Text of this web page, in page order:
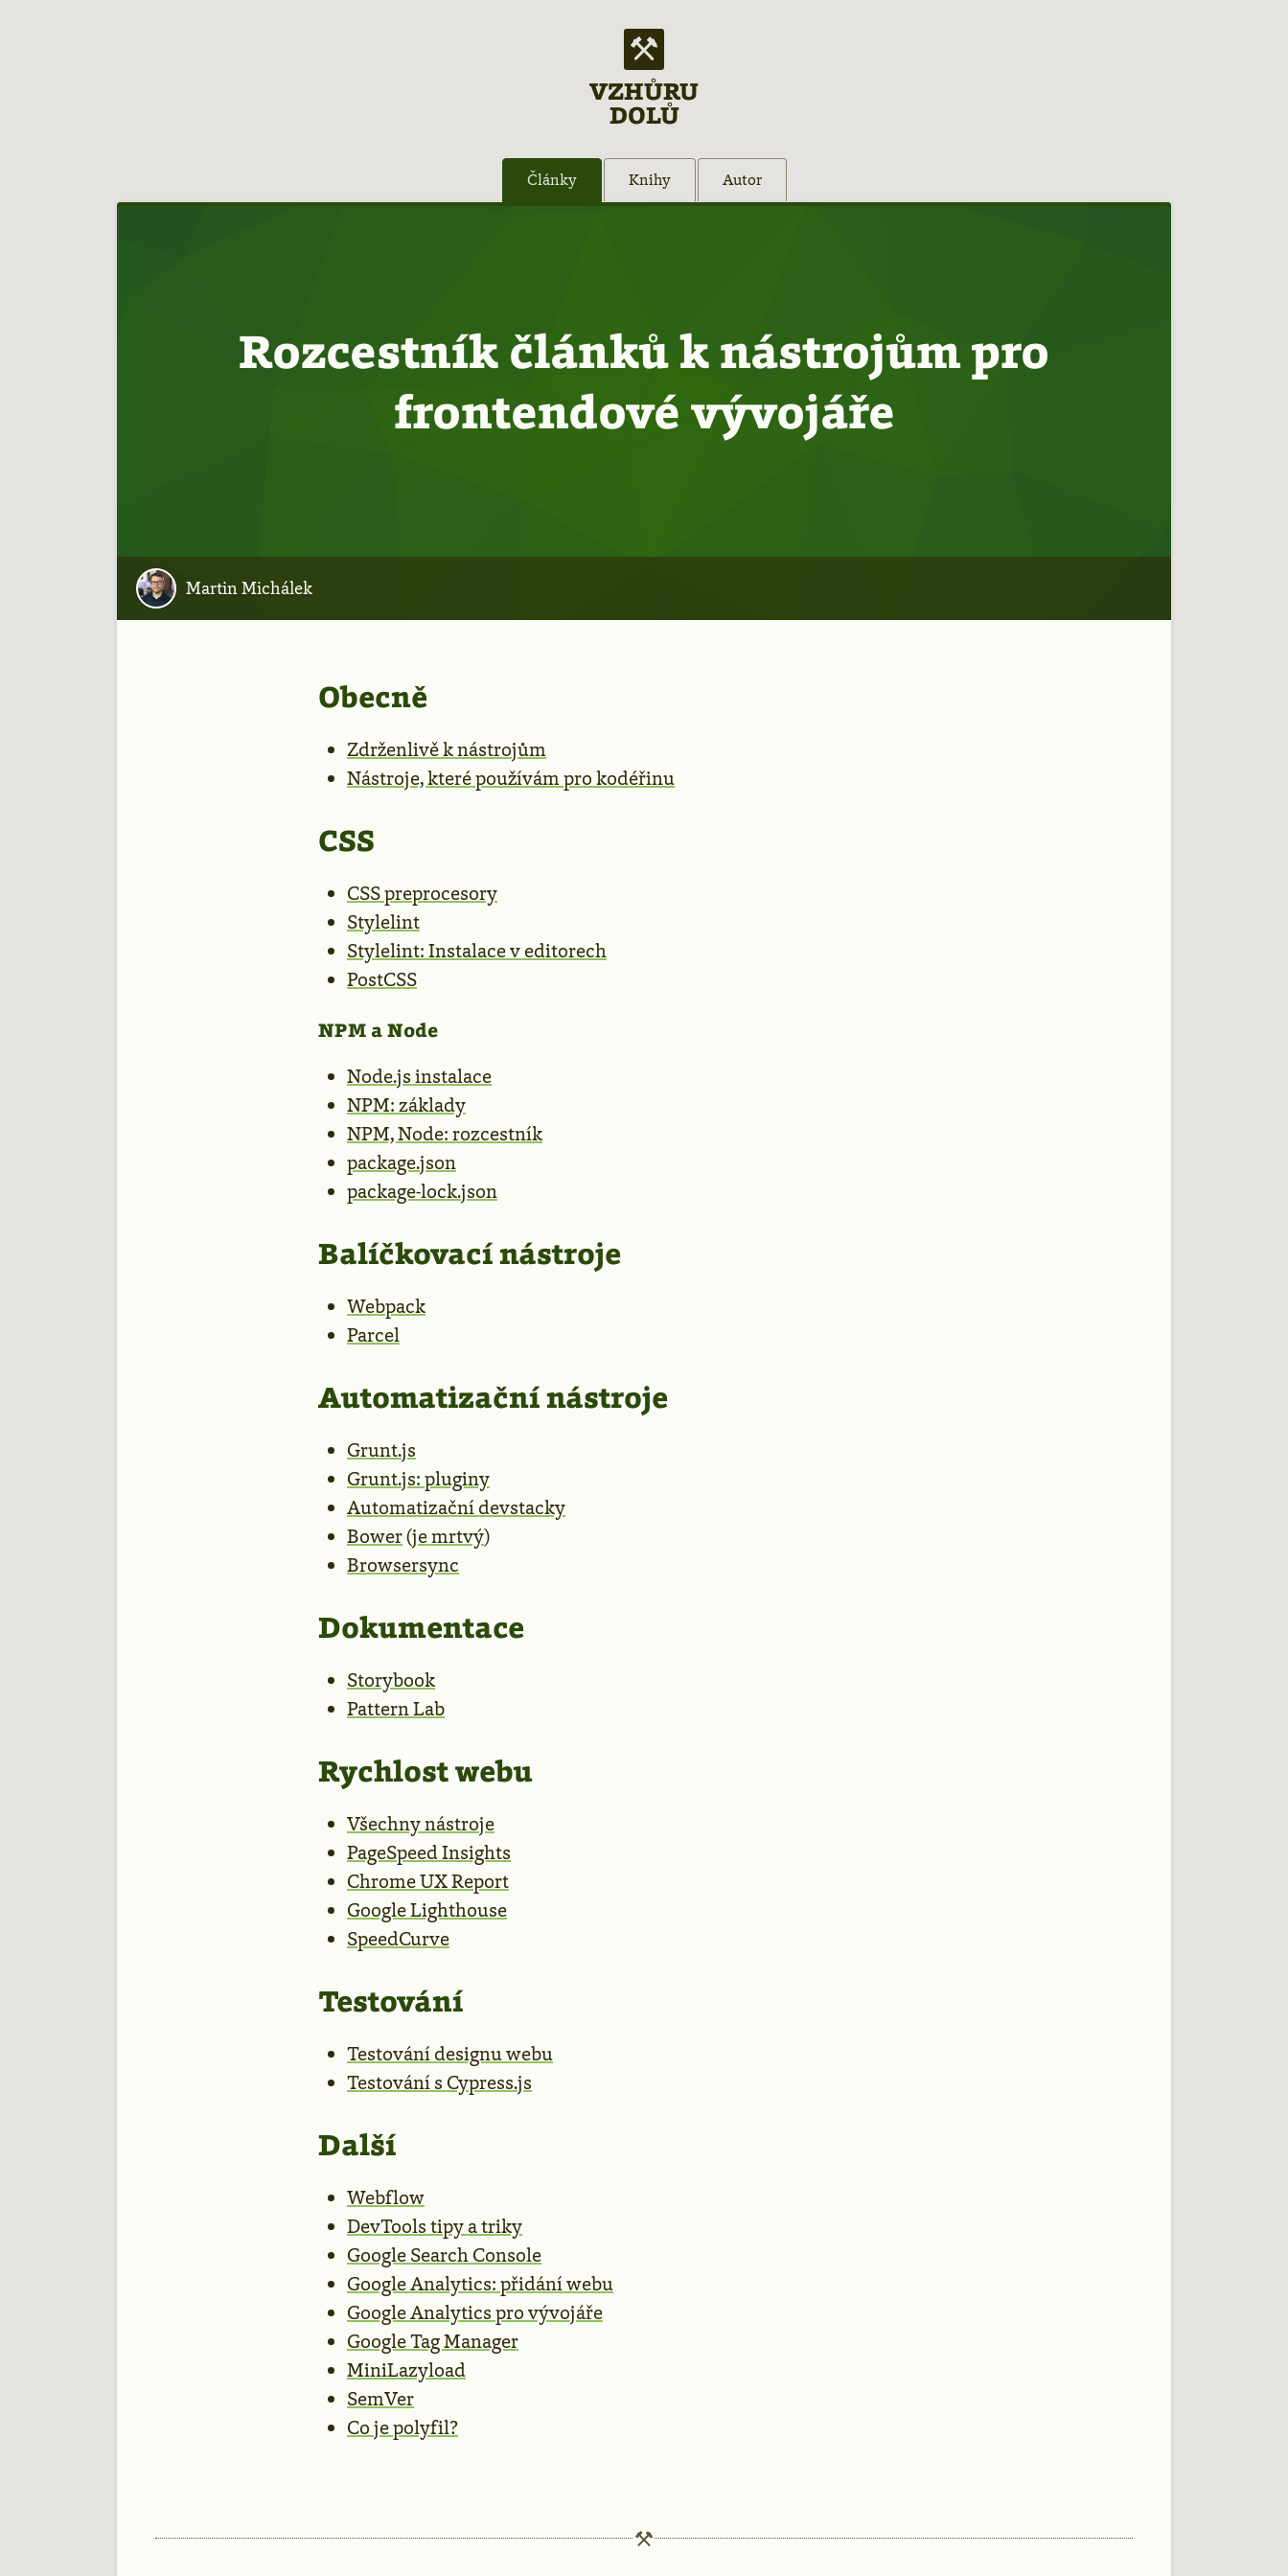
VZHŮRU
DOLŮ
Články Knihy Autor
Rozcestník článků k nástrojům pro
frontendové vývojáře
Martin Michálek
Obecně
Zdrženlivě k nástrojům
Nástroje, které používám pro kodéřinu
CSS
CSS preprocesory
Stylelint
Stylelint: Instalace v editorech
PostCSS
NPM a Node
Node.js instalace
NPM: základy
NPM, Node: rozcestník
package.json
package-lock.json
Balíčkovací nástroje
Webpack
Parcel
Automatizační nástroje
Grunt.js
Grunt.js: pluginy
Automatizační devstacky
Bower(je mrtvý)
Browsersync
Dokumentace
Storybook
Pattern Lab
Rychlost webu
Všechny nástroje
PageSpeed Insights
Chrome UX Report
Google Lighthouse
SpeedCurve
Testování
Testování designu webu
Testování s Cypress.js
Další
Webflow
DevTools tipy a triky
Google Search Console
Google Analytics: přidání webu
Google Analytics pro vývojáře
Google Tag Manager
MiniLazyload
SemVer
Co je polyfil?